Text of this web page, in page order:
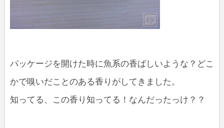
パッケージを開けた時に魚系の香ばしいような？どこ
かで嗅いだことのある香りがしてきました。
知ってる、この香り知ってる！なんだったっけ？？